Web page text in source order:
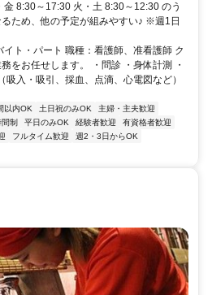
8:30～17:30 火・土 8:30～12:30 のう
ため、他の予定が組みやすい♪ ※週1日
ト・パート 職種：看護師、准看護師 ク
をお任せします。 ・問診 ・身体計測 ・
吸入・吸引、採血、点滴、心電図など）
以内OK 土日祝のみOK
主婦・主夫歓迎
制 平日のみOK 経験者歓迎
有資格者歓迎
フルタイム歓迎
週2・3日からOK